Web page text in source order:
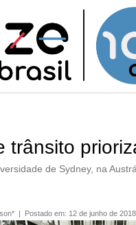
trânsito
de Sydney, na
| Postado em: 12 de junho de 2018